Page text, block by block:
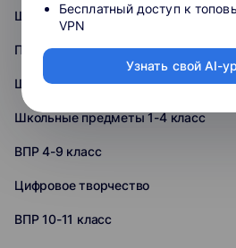
Школьные предметы 10-11 класс
Программирование
Школьные предметы 5-9 класс
Школьные предметы 1-4 класс
ВПР 4-9 класс
Цифровое творчество
ВПР 10-11 класс
Бесплатный доступ к
VPN
Узнать свой AI-